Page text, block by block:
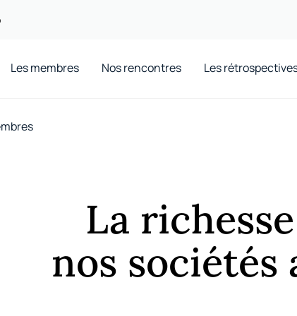
Les membres Nos rencontres Les
La
nos sociétés